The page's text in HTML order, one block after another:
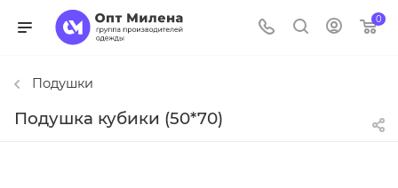
0
Подушки
Подушка кубики (50*70)